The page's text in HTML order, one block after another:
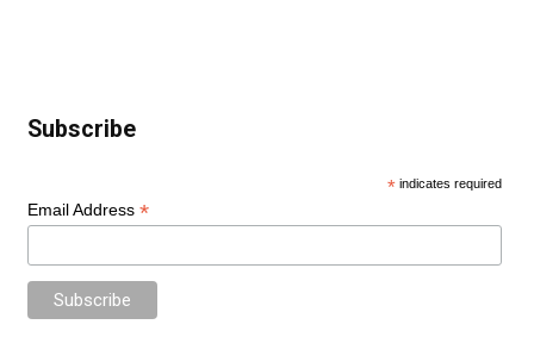
Subscribe
* indicates required
Email Address *